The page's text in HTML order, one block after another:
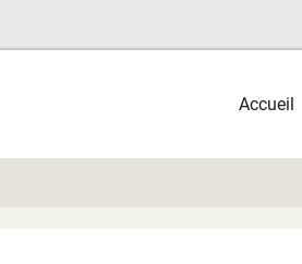
Main
Accueil